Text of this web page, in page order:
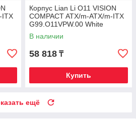
ITX
Корпус Lian Li O11 VISION
COMPACT ATX/m-ATX/m-ITX
G99.O11VPW.00 White
В наличии
58 818 ₸
Купить
ещё